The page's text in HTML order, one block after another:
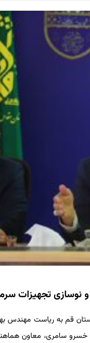
نوسازی تجهیزات
قم به ریاست مهندس
سامری، معاون